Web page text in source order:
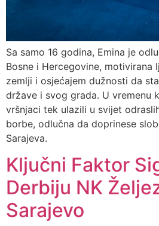
Sa samo 16 godina, Emina je
Bosne i Hercegovine, motivirana
zemlji i osjećajem dužnosti da
države i svog grada. U vremenu
vršnjaci tek ulazili u svijet
borbe, odlučna da doprinese
Sarajeva.
Ključni Faktor
Derbiju NK
Sarajevo